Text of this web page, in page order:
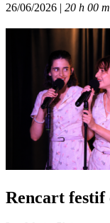
26/06/2026 | 20 h 00
Rencart festif